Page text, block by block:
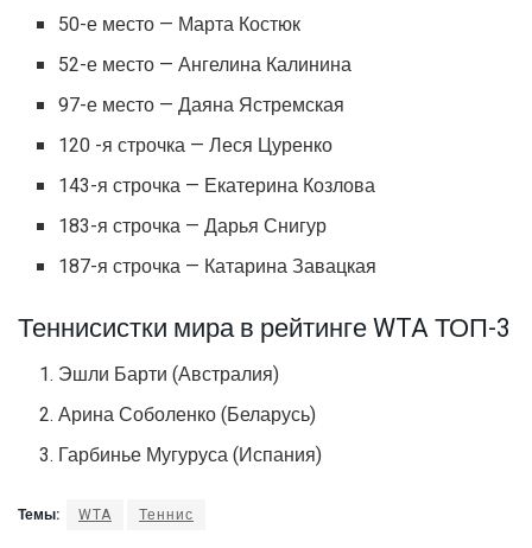
50-е место — Марта Костюк
52-е место — Ангелина Калинина
97-е место — Даяна Ястремская
120 -я строчка — Леся Цуренко
143-я строчка — Екатерина Козлова
183-я строчка — Дарья Снигур
187-я строчка — Катарина Завацкая
Теннисистки мира в рейтинге WTA ТОП-3
Эшли Барти (Австралия)
Арина Соболенко (Беларусь)
Гарбинье Мугуруса (Испания)
Темы: WTA Теннис